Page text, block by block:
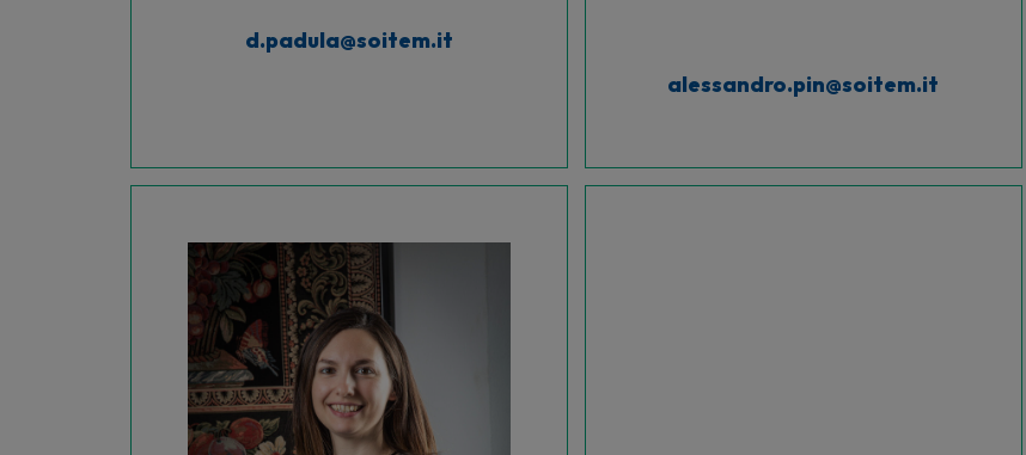
d.padula@soitem.it
alessandro.pin@soitem.it